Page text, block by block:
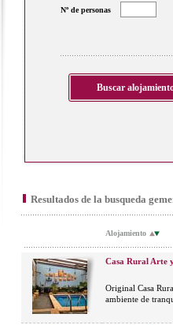
Nº de personas
Resultados de la busqueda
Alojamiento
Casa Rural Arte
Original Casa
ambiente de